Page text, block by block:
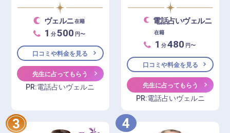
ヴェルニ在籍
1 分500 円〜
口コミや料金を見る
先生に占ってもらう
PR:電話占いヴェルニ
電話占いヴェルニ
在籍
1 分480 円〜
口コミや料金を見る
先生に占ってもらう
PR:電話占いヴェルニ
3 4